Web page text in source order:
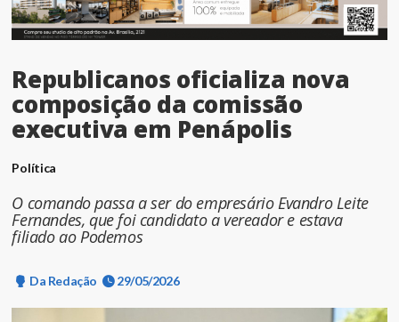
Republicanos oficializa nova
composição da comissão
executiva em Penápolis
Política
O comando passa a ser do empresário Evandro Leite
Fernandes, que foi candidato a vereador e estava
filiado ao Podemos
Da Redação 29/05/2026